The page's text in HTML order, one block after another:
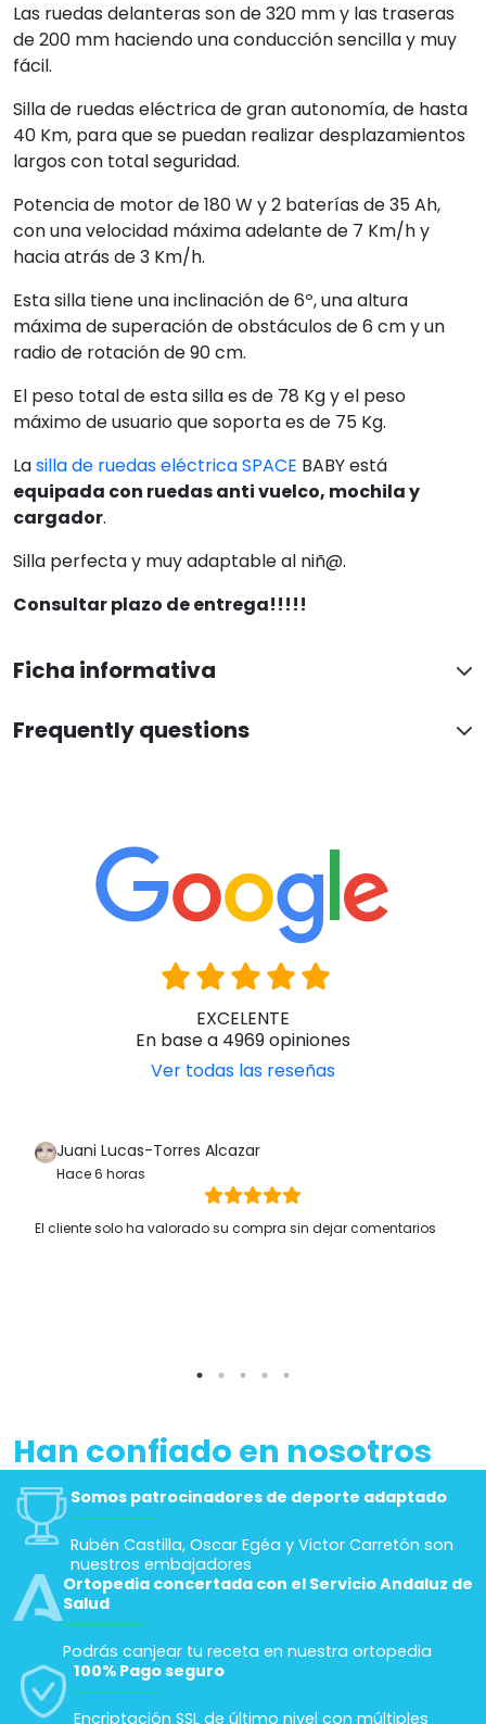
Las ruedas delanteras son de 320 mm y las traseras
de 200 mm haciendo una conducción sencilla y muy
fácil.
Silla de ruedas eléctrica de gran autonomía, de hasta
40 Km, para que se puedan realizar desplazamientos
largos con total seguridad.
Potencia de motor de 180 W y 2 baterías de 35 Ah,
con una velocidad máxima adelante de 7 Km/h y
hacia atrás de 3 Km/h.
Esta silla tiene una inclinación de 6º, una altura
máxima de superación de obstáculos de 6 cm y un
radio de rotación de 90 cm.
El peso total de esta silla es de 78 Kg y el peso
máximo de usuario que soporta es de 75 Kg.
Lasilla de ruedas eléctrica SPACE BABY está
equipada con ruedas anti vuelco, mochila y
cargador.
Silla perfecta y muy adaptable al niñ@.
Consultar plazo de entrega!!!!!
Ficha informativa
Frequently questions
EXCELENTE
En base a 4969 opiniones
Ver todas las reseñas
Juani Lucas-Torres Alcazar
Hace 6 horas
El cliente solo ha valorado su compra sin dejar comentarios
Han confiado en nosotros
Somos patrocinadores de deporte adaptado
Rubén Castilla, Oscar Egéa y Victor Carretón son
nuestros embajadores
Ortopedia concertada con el Servicio Andaluz de
Salud
Podrás canjear tu receta en nuestra ortopedia
100% Pago seguro
Encriptación SSL de último nivel con múltiples